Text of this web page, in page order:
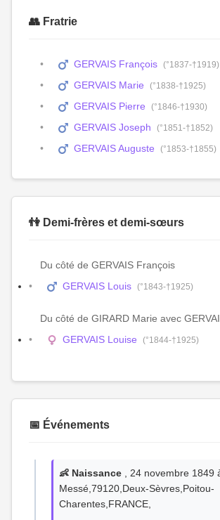
👥 Fratrie
GERVAIS François (°1837-†1919)
GERVAIS Marie (°1838-†1925)
GERVAIS Pierre (°1846-†1930)
GERVAIS Joseph (°1851-†1852)
GERVAIS Auguste (°1853-†1855)
👫 Demi-frères et demi-sœurs
Du côté de GERVAIS François
GERVAIS Louis (°1843-†1925)
Du côté de GIRARD Marie avec
GERVAIS Louise
(°1844-†1925)
📅 Événements
👶 Naissance , 24 novembre 1849
Messé,79120,Deux-Sèvres,Poitou-
Charentes,FRANCE,